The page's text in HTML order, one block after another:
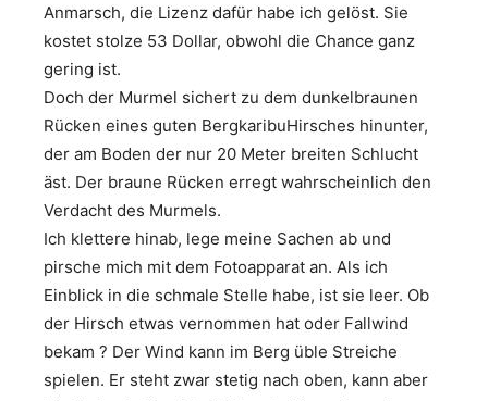
Anmarsch, die Lizenz dafür habe ich gelöst. Sie
kostet stolze 53 Dollar, obwohl die Chance ganz
gering ist.
Doch der Murmel sichert zu dem dunkelbraunen
Rücken eines guten BergkaribuHirsches hinunter,
der am Boden der nur 20 Meter breiten Schlucht
äst. Der braune Rücken erregt wahrscheinlich den
Verdacht des Murmels.
Ich klettere hinab, lege meine Sachen ab und
pirsche mich mit dem Fotoapparat an. Als ich
Einblick in die schmale Stelle habe, ist sie leer. Ob
der Hirsch etwas vernommen hat oder Fallwind
bekam ? Der Wind kann im Berg üble Streiche
spielen. Er steht zwar stetig nach oben, kann aber